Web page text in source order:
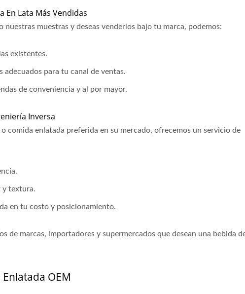
En Lata Más Vendidas
muestras y deseas venderlos bajo tu marca, podemos:
existentes.
adecuados para tu canal de ventas.
de conveniencia y al por mayor.
Inversa
comida enlatada preferida en su mercado, ofrecemos un servicio de
y textura.
en tu costo y posicionamiento.
de marcas, importadores y supermercados que desean una bebida
OEM